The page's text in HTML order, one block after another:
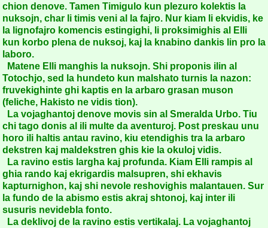
chion denove. Tamen Timigulo kun plezuro kolektis la
nuksojn, char li timis veni al la fajro. Nur kiam li ekvidis, ke
la lignofajro komencis estingighi, li proksimighis al Elli
kun korbo plena de nuksoj, kaj la knabino dankis lin pro la
laboro.
Matene Elli manghis la nuksojn. Shi proponis ilin al
Totochjo, sed la hundeto kun malshato turnis la nazon:
fruvekighinte ghi kaptis en la arbaro grasan muson
(feliche, Hakisto ne vidis tion).
La vojaghantoj denove movis sin al Smeralda Urbo. Tiu
chi tago donis al ili multe da aventuroj. Post preskau unu
horo ili haltis antau ravino, kiu etendighis tra la arbaro
dekstren kaj maldekstren ghis kie la okuloj vidis.
La ravino estis largha kaj profunda. Kiam Elli rampis al
ghia rando kaj ekrigardis malsupren, shi ekhavis
kapturnighon, kaj shi nevole reshovighis malantauen. Sur
la fundo de la abismo estis akraj shtonoj, kaj inter ili
susuris nevidebla fonto.
La deklivoj de la ravino estis vertikalaj. La vojaghantoj